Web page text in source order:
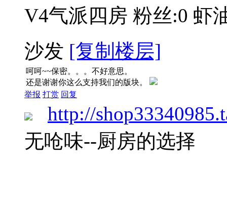
V4气派四房 粉丝:0 虾
沙发 [复制楼层]
呵呵~~保密。。。不好意思。
还是谢谢你这么支持我们的版块。
举报 打赏 回复
http://
无呛味--厨房的选择